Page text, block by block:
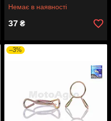
Немає в наявності
37 ₴
–3%